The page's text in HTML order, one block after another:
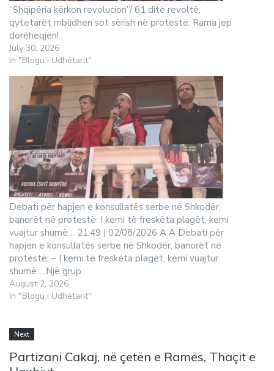
“Shqipëria kërkon revolucion”/ 61 ditë revoltë,
qytetarët mblidhen sot sërish në protestë: Rama jep
dorëheqjen!
July 30, 2026
In "Blogu i Udhëtarit"
Debati për hapjen e konsullatës serbe në Shkodër,
banorët në protestë: I kemi të freskëta plagët, kemi
vuajtur shumë… 21:49 | 02/08/2026 A A Debati për
hapjen e konsullatës serbe në Shkodër, banorët në
protestë: – I kemi të freskëta plagët, kemi vuajtur
shumë… Një grup
August 2, 2026
In "Blogu i Udhëtarit"
Next
Partizani Cakaj, në çetën e Ramës, Thaçit e